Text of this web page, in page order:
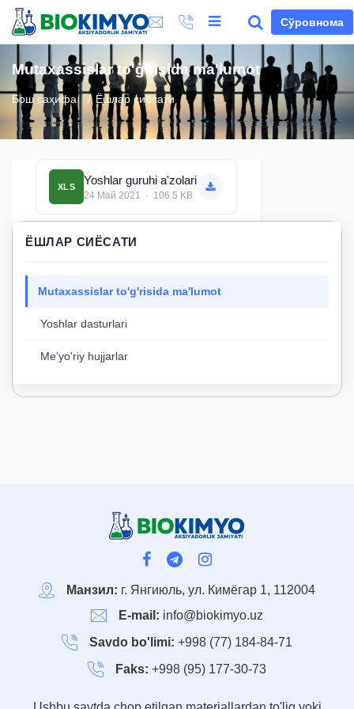
Сўровнома
Mutaxassislar to'g'risida ma'lumot
Бош саҳифа Ёшлар сиёсати
XLS
Yoshlar guruhi a'zolari
24 Май 2021 · 106.5 KB
ЁШЛАР СИЁСАТИ
Mutaxassislar to'g'risida ma'lumot
Yoshlar dasturlari
Me'yo'riy hujjarlar
Манзил: г. Янгиюль, ул. Кимёгар 1, 112004
E-mail: info@biokimyo.uz
Savdo bo'limi: +998 (77) 184-84-71
Faks: +998 (95) 177-30-73